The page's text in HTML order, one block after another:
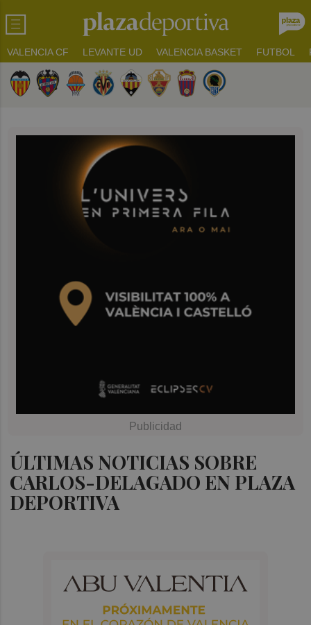
VALENCIA CF LEVANTE UD VALENCIA BASKET FUTBOL
ÚLTIMAS NOTICIAS SOBRE
CARLOS-DELAGADO EN PLAZA
DEPORTIVA